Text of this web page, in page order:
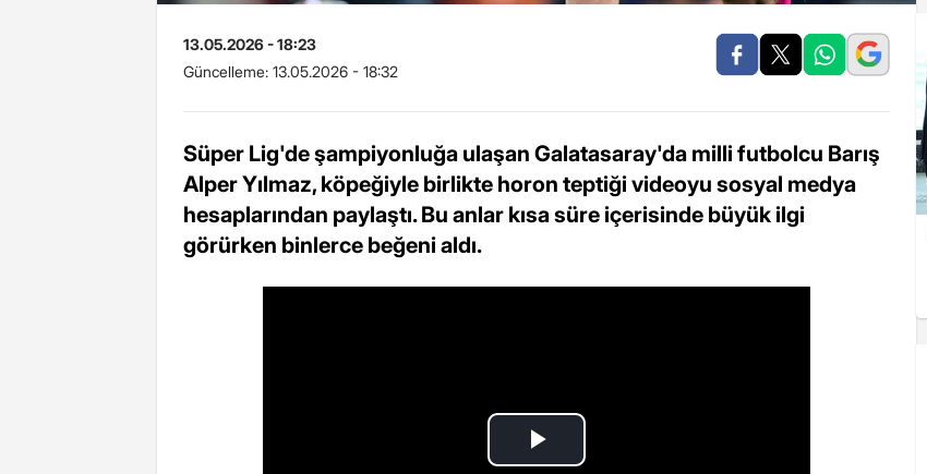
13.05.2026 - 18:23
Güncelleme: 13.05.2026 - 18:32
Süper Lig'de şampiyonluğa ulaşan Galatasaray'da milli futbolcu Barış
Alper Yılmaz, köpeğiyle birlikte horon teptiği videoyu sosyal medya
hesaplarından paylaştı. Bu anlar kısa süre içerisinde büyük ilgi
görürken binlerce beğeni aldı.